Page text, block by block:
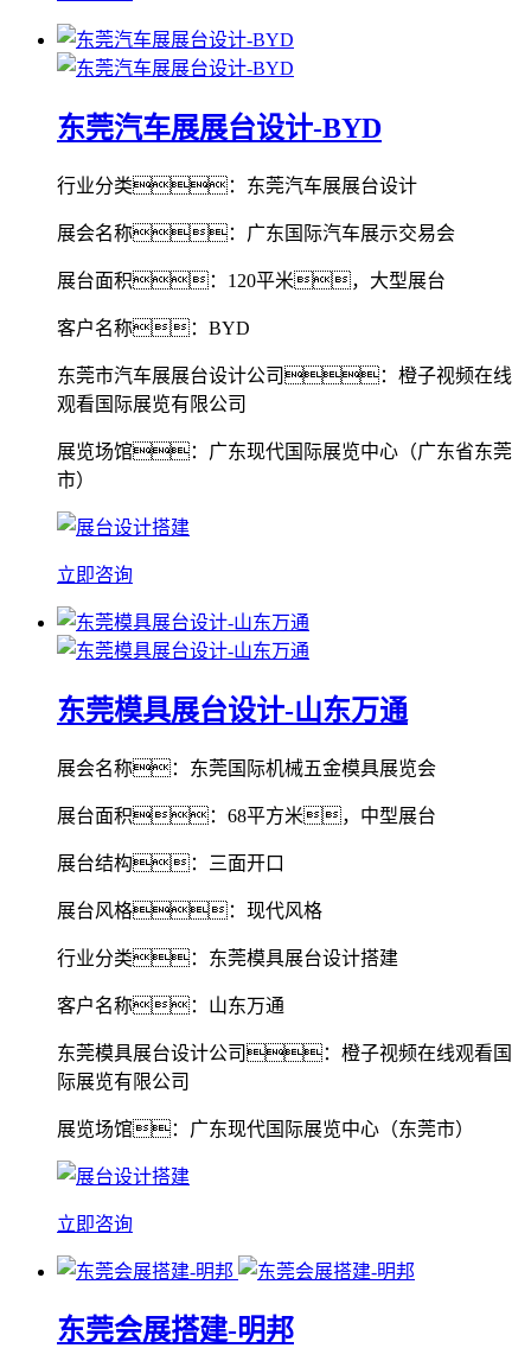
东莞汽车展展台设计-BYD
行业分类：东莞汽车展展台设计
展会名称：广东国际汽车展示交易会
展台面积：120平米，大型展台
客户名称：BYD
东莞市汽车展展台设计公司：橙子视频在线
观看国际展览有限公司
展览场馆：广东现代国际展览中心（广东省东莞
市）
立即咨询
东莞模具展台设计-山东万通
展会名称：东莞国际机械五金模具展览会
展台面积：68平方米，中型展台
展台结构：三面开口
展台风格：现代风格
行业分类：东莞模具展台设计搭建
客户名称：山东万通
东莞模具展台设计公司：橙子视频在线观看国
际展览有限公司
展览场馆：广东现代国际展览中心（东莞市）
立即咨询
东莞会展搭建-明邦